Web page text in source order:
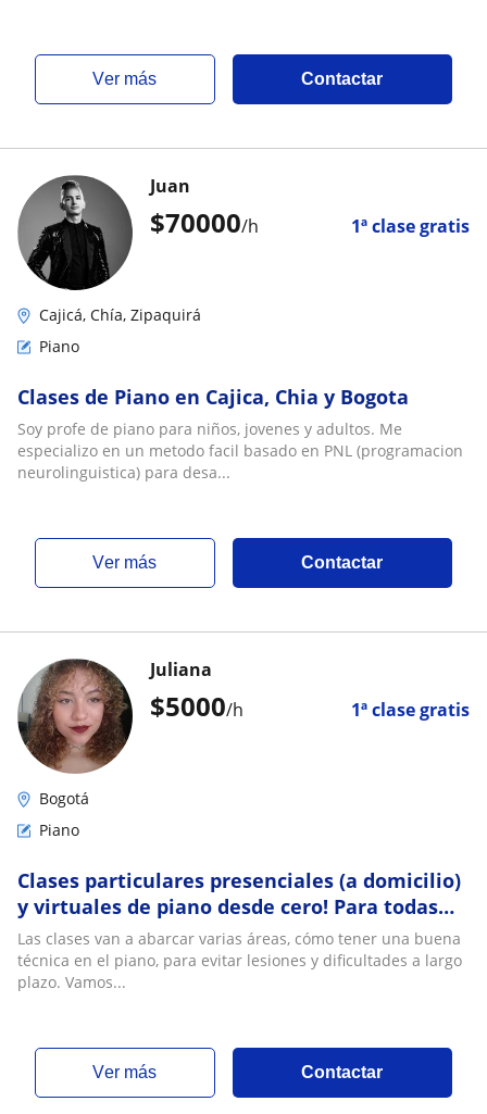
ver más Contactar
$70000/h 1ª clase gratis
Juan
Cajicá, Chía, Zipaquirá
Piano
Clases de Piano en Cajica, Chia y Bogota
Soy profe de piano para niños, jovenes y adultos. Me
especializo en un metodo facil basado en PNL (programacion
neurolinguistica) para desa...
ver más Contactar
$5000/h 1ª clase gratis
Juliana
Bogotá
Piano
Clases particulares presenciales (a domicilio)
y virtuales de piano desde cero! Para todas
las edades
Las clases van a abarcar varias áreas, cómo tener una buena
técnica en el piano, para evitar lesiones y dificultades a largo
plazo. Vamos...
ver más Contactar